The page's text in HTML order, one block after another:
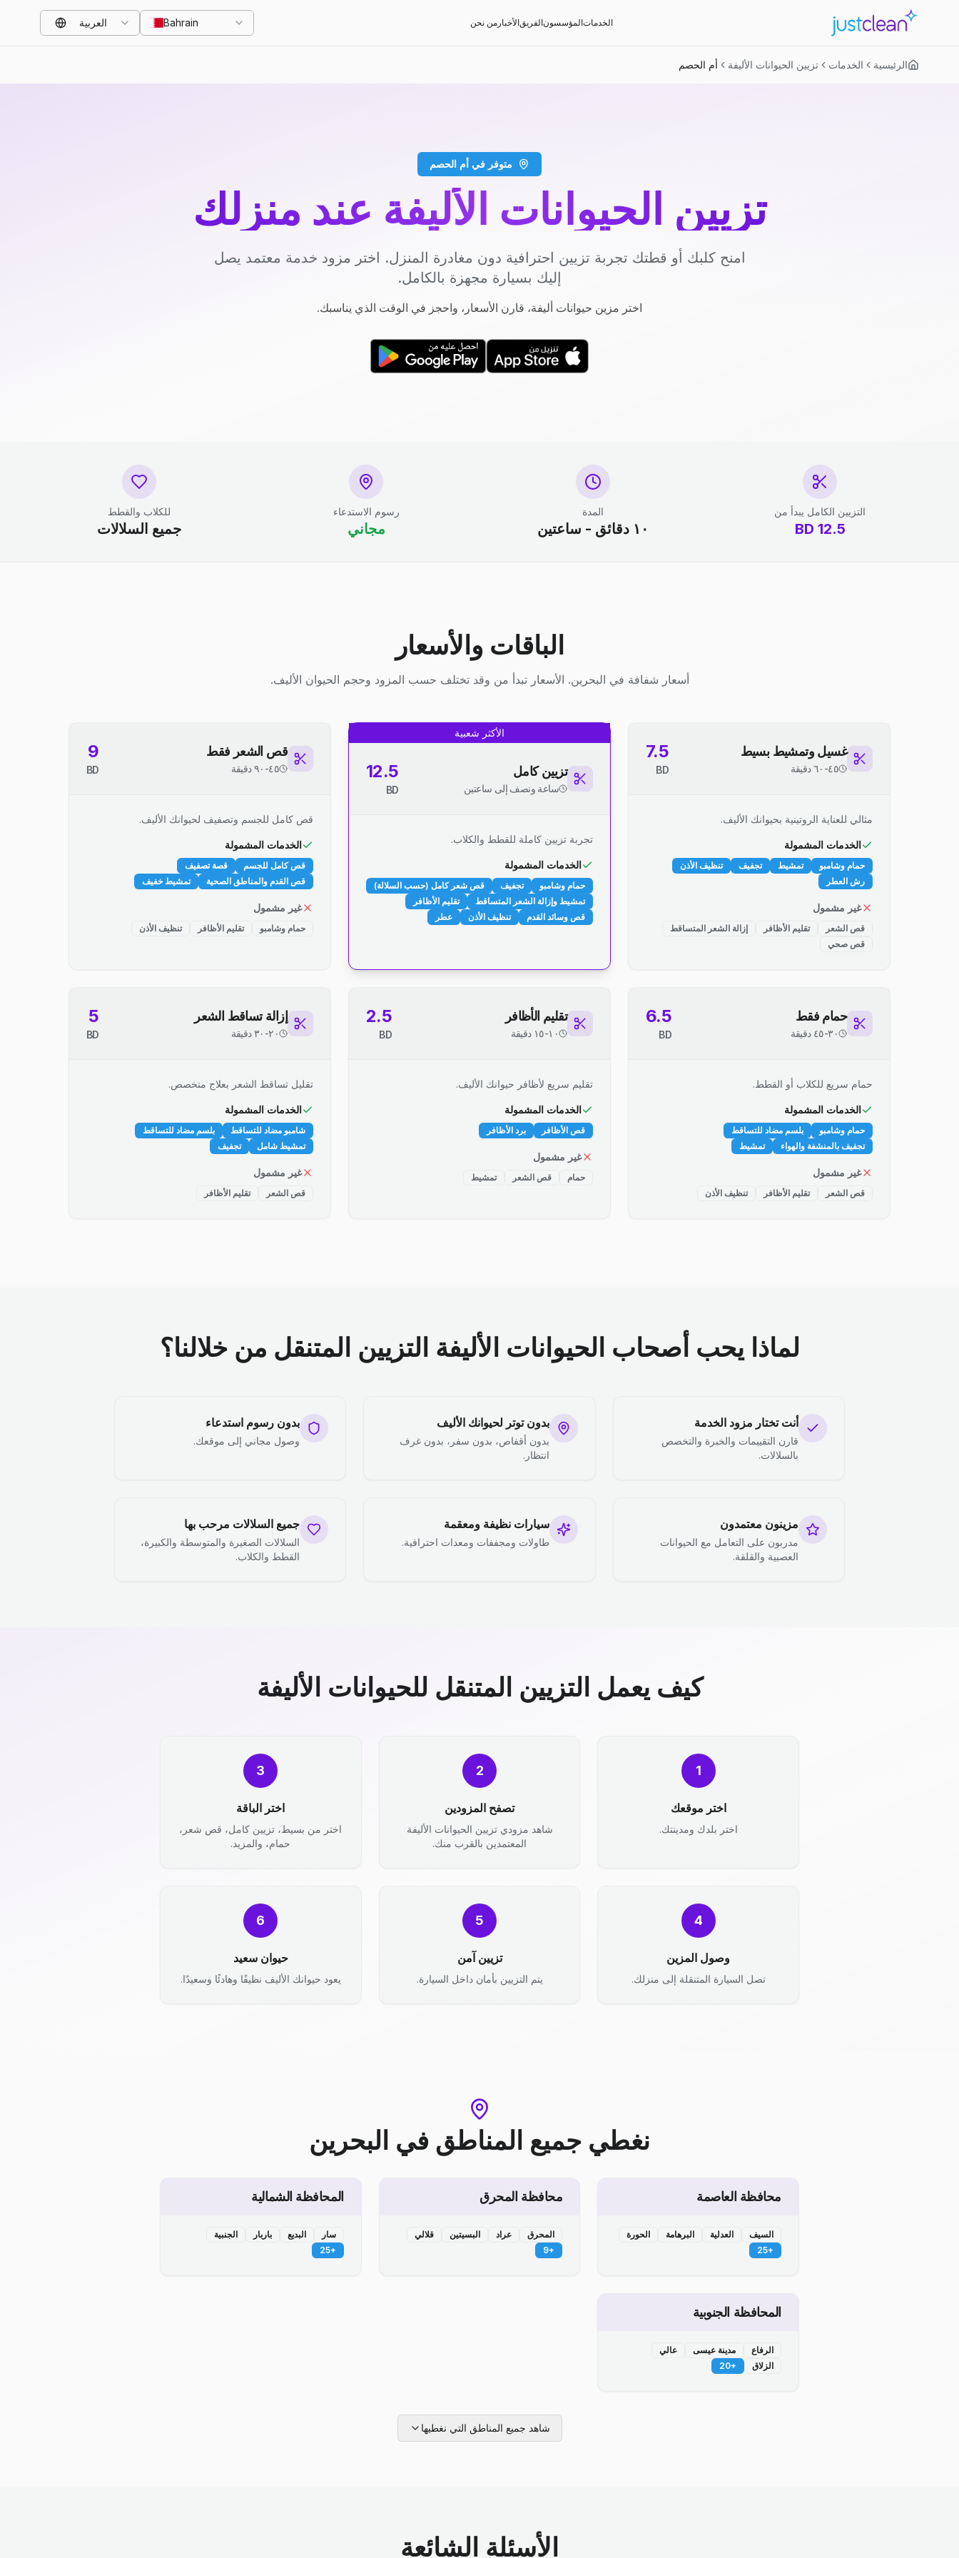
الخدماتالمؤسسونالفريقالأخبار من نحن Bahrain العربية
الرئيسية الخدمات تزيين الحيوانات الأليفة أم الحصم
متوفر في أم الحصم
تزيين الحيوانات الأليفة عند منزلك
امنح كلبك أو قطتك تجربة تزيين احترافية دون مغادرة المنزل. اختر مزود خدمة معتمد يصل
إليك بسيارة مجهزة بالكامل.
اختر مزين حيوانات أليفة، قارن الأسعار، واحجز في الوقت الذي يناسبك.
التزيين الكامل يبدأ من
12.5
BD
المدة
١٠ دقائق - ساعتين
رسوم الاستدعاء
مجاني
للكلاب والقطط
جميع السلالات
الباقات والأسعار
أسعار شفافة في البحرين. الأسعار تبدأ من وقد تختلف حسب المزود وحجم الحيوان الأليف.
غسيل وتمشيط بسيط
٤٥-٦٠ دقيقة
7.5
BD
مثالي للعناية الروتينية بحيوانك الأليف.
الخدمات المشمولة
حمام وشامبو تمشيط تجفيف
تنظيف الأذن
رش العطر
غير مشمول
قص الشعر تقليم الأظافر
إزالة الشعر المتساقط
قص صحي
الأكثر شعبية
تزيين كامل
ساعة ونصف إلى ساعتين
12.5
BD
تجربة تزيين كاملة للقطط والكلاب.
الخدمات المشمولة
حمام وشامبو تجفيف
قص شعر كامل (حسب السلالة)
تمشيط وإزالة الشعر المتساقط
تقليم الأظافر
قص وسائد القدم
تنظيف الأذن عطر
قص الشعر فقط
٤٥-٩٠ دقيقة
9
BD
قص كامل للجسم وتصفيف لحيوانك الأليف.
الخدمات المشمولة
قص كامل للجسم
قصة تصفيف
قص القدم والمناطق الصحية
تمشيط خفيف
غير مشمول
حمام وشامبو تقليم الأظافر تنظيف الأذن
حمام فقط
٣٠-٤٥ دقيقة
6.5
BD
حمام سريع للكلاب أو القطط.
الخدمات المشمولة
حمام وشامبو
بلسم مضاد للتساقط
تجفيف بالمنشفة والهواء
تمشيط
غير مشمول
قص الشعر تقليم الأظافر تنظيف الأذن
تقليم الأظافر
١٠-١٥ دقيقة
2.5
BD
تقليم سريع لأظافر حيوانك الأليف.
الخدمات المشمولة
قص الأظافر برد الأظافر
غير مشمول
حمام قص الشعر تمشيط
إزالة تساقط الشعر
٢٠-٣٠ دقيقة
5
BD
تقليل تساقط الشعر بعلاج متخصص.
الخدمات المشمولة
شامبو مضاد للتساقط
بلسم مضاد للتساقط
تمشيط شامل
تجفيف
غير مشمول
قص الشعر تقليم الأظافر
لماذا يحب أصحاب الحيوانات الأليفة التزيين المتنقل من خلالنا؟
أنت تختار مزود الخدمة
قارن التقييمات والخبرة والتخصص
بالسلالات.
بدون توتر لحيوانك الأليف
بدون أقفاص، بدون سفر، بدون غرف
انتظار.
بدون رسوم استدعاء
وصول مجاني إلى موقعك.
مزينون معتمدون
مدربون على التعامل مع الحيوانات
العصبية والقلقة.
سيارات نظيفة ومعقمة
طاولات ومجففات ومعدات احترافية.
جميع السلالات مرحب بها
السلالات الصغيرة والمتوسطة والكبيرة،
القطط والكلاب.
كيف يعمل التزيين المتنقل للحيوانات الأليفة
1
اختر موقعك
اختر بلدك ومدينتك.
2
تصفح المزودين
شاهد مزودي تزيين الحيوانات الأليفة
المعتمدين بالقرب منك.
3
اختر الباقة
اختر من بسيط، تزيين كامل، قص شعر،
حمام، والمزيد.
4
وصول المزين
تصل السيارة المتنقلة إلى منزلك.
5
تزيين آمن
يتم التزيين بأمان داخل السيارة.
6
حيوان سعيد
يعود حيوانك الأليف نظيفًا وهادئًا وسعيدًا.
نغطي جميع المناطق في البحرين
محافظة العاصمة
السيف العدلية البرهامة
الحورة
+
25
محافظة المحرق
المحرق عراد البسيتين
قلالي
+
9
المحافظة الشمالية
سار البديع باربار
الجنبية
+
25
المحافظة الجنوبية
الرفاع مدينة عيسى
عالي
الزلاق
+
20
شاهد جميع المناطق التي نغطيها
الأسئلة الشائعة